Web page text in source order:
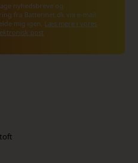
nyhedsbreve og
fra Batterinet.dk via e-mail.
mig igen. Læs mere i vores
post